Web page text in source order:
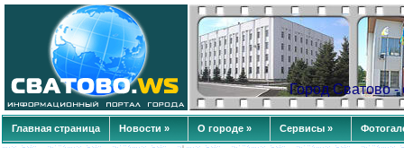
Город Сватово
Главная страница Новости » О городе » Сервисы »